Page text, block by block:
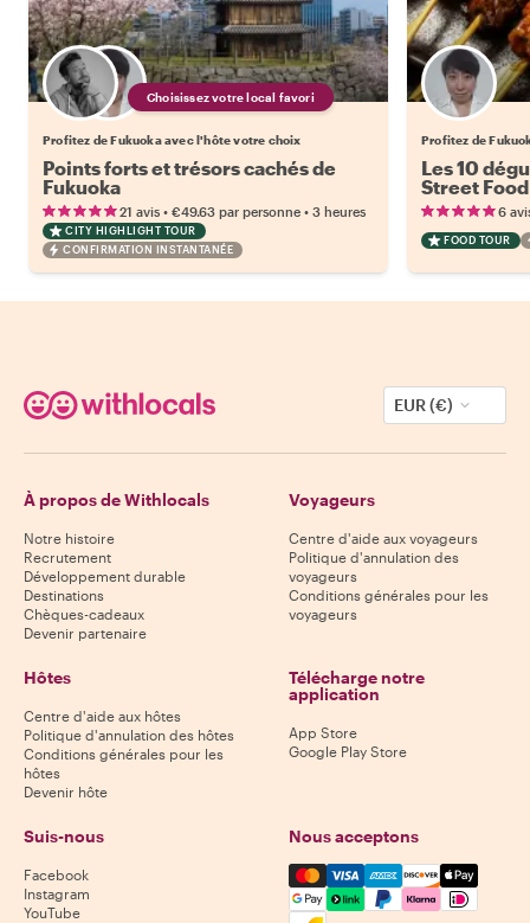
Choisissez votre local favori
Profitez de Fukuoka avec l'hôte votre choix
Points forts et trésors cachés de
Fukuoka
21 avis • €49.63 par personne • 3 heures
CITY HIGHLIGHT TOUR
CONFIRMATION INSTANTANÉE
Profitez de
Les 10
Street Food
6
FOOD TOUR
EUR (€)
À propos de Withlocals
Notre histoire
Recrutement
Développement durable
Destinations
Chèques-cadeaux
Devenir partenaire
Voyageurs
Centre d'aide aux voyageurs
Politique d'annulation des
voyageurs
Conditions générales pour les
voyageurs
Hôtes
Centre d'aide aux hôtes
Politique d'annulation des hôtes
Conditions générales pour les
hôtes
Devenir hôte
Télécharge notre
application
App Store
Google Play Store
Suis-nous
Facebook
Instagram
YouTube
Nous acceptons
Mastercard, Visa, Amex,